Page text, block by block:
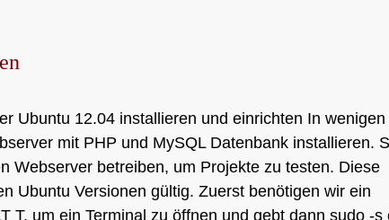
Ubuntu 12.04 installieren und einrichten In wenigen
mit PHP und MySQL Datenbank installieren.
Webserver betreiben, um Projekte zu testen. Diese
Ubuntu Versionen gültig. Zuerst benötigen wir ein
T, um ein Terminal zu öffnen und gebt dann sudo -s